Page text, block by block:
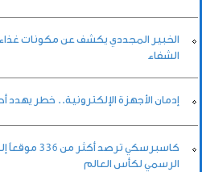
الخبير المجددي يكشف عن مكونات
الشفاء
إدمان الأجهزة الإلكترونية.. خطر يهدد
كاسبرسكي
الرسمي لكأس العالم